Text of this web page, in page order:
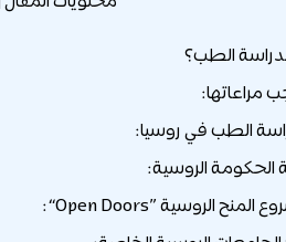
الطب؟
مراعاتها:
الطب في روسيا: